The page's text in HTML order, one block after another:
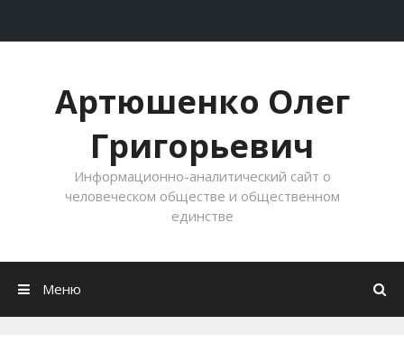
Артюшенко Олег
Григорьевич
Информационно-аналитический сайт о
человеческом обществе и общественном
единстве
Меню